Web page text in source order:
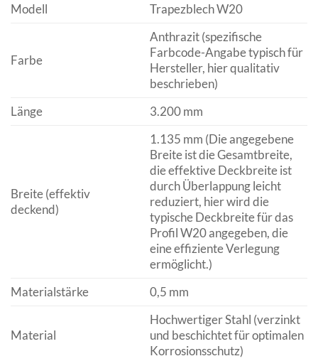
Modell
Trapezblech W20
Farbe
Anthrazit (spezifische
Farbcode-Angabe typisch für
Hersteller, hier qualitativ
beschrieben)
Länge
3.200 mm
Breite (effektiv
deckend)
1.135 mm (Die angegebene
Breite ist die Gesamtbreite,
die effektive Deckbreite ist
durch Überlappung leicht
reduziert, hier wird die
typische Deckbreite für das
Profil W20 angegeben, die
eine effiziente Verlegung
ermöglicht.)
Materialstärke
0,5 mm
Material
Hochwertiger Stahl (verzinkt
und beschichtet für optimalen
Korrosionsschutz)